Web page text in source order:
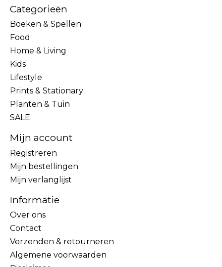
Categorieën
Boeken & Spellen
Food
Home & Living
Kids
Lifestyle
Prints & Stationary
Planten & Tuin
SALE
Mijn account
Registreren
Mijn bestellingen
Mijn verlanglijst
Informatie
Over ons
Contact
Verzenden & retourneren
Algemene voorwaarden